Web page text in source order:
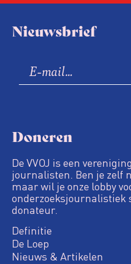
Nieuwsbrief
Doneren
De VVOJ is een
journalisten. Ben je zelf
maar wil je onze lobby
onderzoeksjournalistiek
donateur.
Definitie
De Loep
Nieuws & Artikelen